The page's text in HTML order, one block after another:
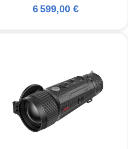
6 599,00 €